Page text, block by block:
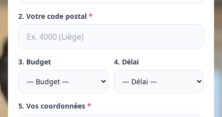
2. Votre code postal *
3. Budget 4. Délai
5. Vos coordonnées *